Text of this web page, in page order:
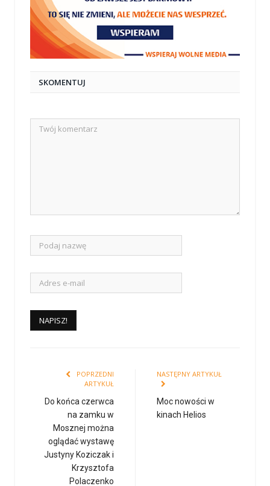
SKOMENTUJ
POPRZEDNI
ARTYKUŁ
Do końca czerwca
na zamku w
Mosznej można
oglądać wystawę
Justyny Koziczak i
Krzysztofa
Polaczenko
NASTĘPNY ARTYKUŁ
Moc nowości w
kinach Helios